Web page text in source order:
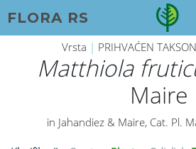
FLORA RS
Vrsta | PRIHVAĆEN
Matthiola
Maire
in Jahandiez & Maire, Cat. Pl.